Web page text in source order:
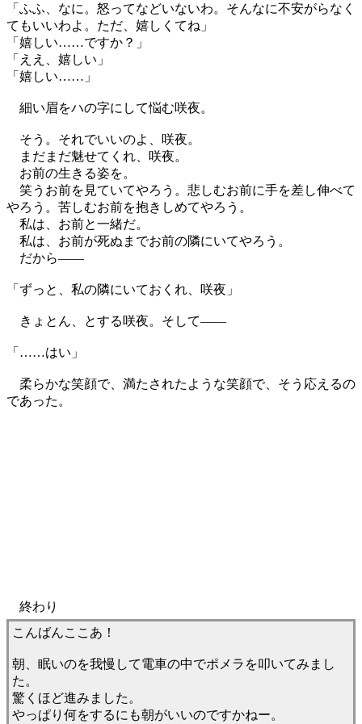
「ふふ、なに。怒ってなどいないわ。そんなに不安がらなく
てもいいわよ。ただ、嬉しくてね」
「嬉しい……ですか？」
「ええ、嬉しい」
「嬉しい……」
細い眉をハの字にして悩む咲夜。
そう。それでいいのよ、咲夜。
まだまだ魅せてくれ、咲夜。
お前の生きる姿を。
笑うお前を見ていてやろう。悲しむお前に手を差し伸べて
やろう。苦しむお前を抱きしめてやろう。
私は、お前と一緒だ。
私は、お前が死ぬまでお前の隣にいてやろう。
だから――
「ずっと、私の隣にいておくれ、咲夜」
きょとん、とする咲夜。そして――
「……はい」
柔らかな笑顔で、満たされたような笑顔で、そう応えるの
であった。
終わり
こんばんここあ！
朝、眠いのを我慢して電車の中でポメラを叩いてみまし
た。
驚くほど進みました。
やっぱり何をするにも朝がいいのですかねー。